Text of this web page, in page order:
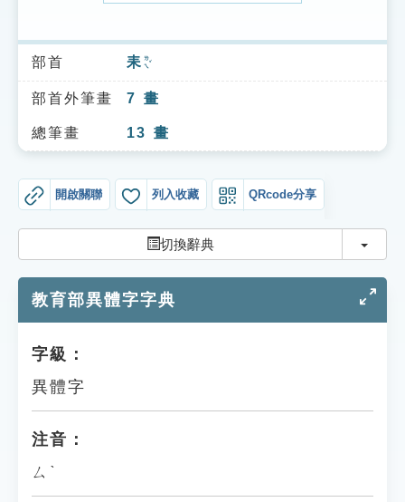
索引選單
知識索引
單字索引
貓頭鷹博士
部首 耒 ㄌㄟˇ
部首外筆畫 7 畫
總筆畫 13 畫
開啟關聯 列入收藏 QRcode分享
切換辭典 切換
教育部異體字字典
字級：
異體字
注音：
ㄙˋ